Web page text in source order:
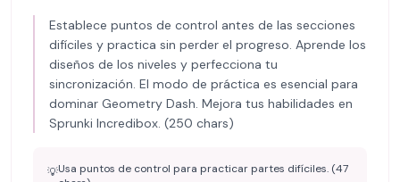
Establece puntos de control antes de las secciones
difíciles y practica sin perder el progreso. Aprende los
diseños de los niveles y perfecciona tu
sincronización. El modo de práctica es esencial para
dominar Geometry Dash. Mejora tus habilidades en
Sprunki Incredibox. (250 chars)
💡Usa puntos de control para practicar partes difíciles. (47